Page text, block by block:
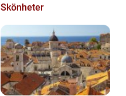
Skönheter